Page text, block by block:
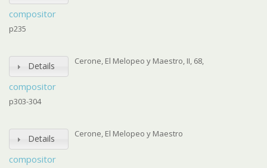
compositor
p235
Details
compositor
Cerone, El Melopeo y Maestro, II, 68,
p303-304
Details
compositor
Cerone, El Melopeo y Maestro